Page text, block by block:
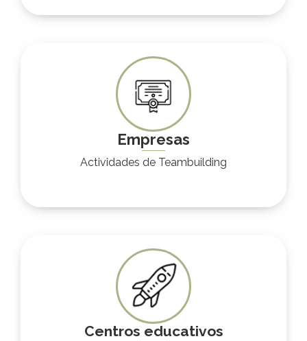
Empresas
Actividades de Teambuilding
Centros educativos